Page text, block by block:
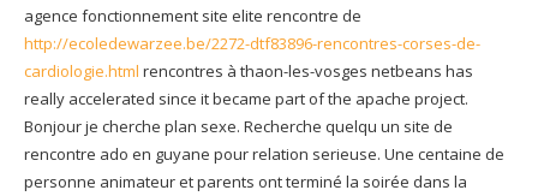
agence fonctionnement site elite rencontre de
http://ecoledewarzee.be/2272-dtf83896-rencontres-corses-de-
cardiologie.html rencontres à thaon-les-vosges netbeans has
really accelerated since it became part of the apache project.
Bonjour je cherche plan sexe. Recherche quelqu un site de
rencontre ado en guyane pour relation serieuse. Une centaine de
personne animateur et parents ont terminé la soirée dans la